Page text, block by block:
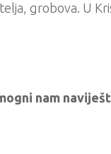
grobova. U
nam